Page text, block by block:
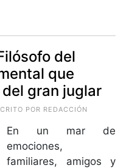
del
que
gran juglar
POR REDACCIÓN
En un mar de
emociones,
familiares, amigos y